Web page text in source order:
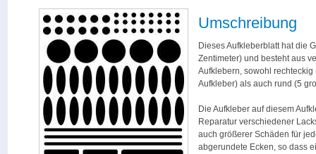
Umschreibung
Dieses Aufkleberblatt hat die
Zentimeter) und besteht aus
Aufklebern, sowohl
Aufkleber) als auch rund (5
Die Aufkleber auf diesem
Reparatur verschiedener
auch größerer Schäden für
abgerundete Ecken, so dass